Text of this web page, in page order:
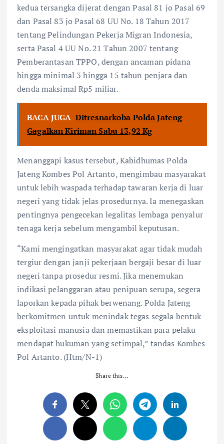
kedua tersangka dijerat dengan Pasal 81 jo Pasal 69
dan Pasal 83 jo Pasal 68 UU No. 18 Tahun 2017
tentang Pelindungan Pekerja Migran Indonesia,
serta Pasal 4 UU No. 21 Tahun 2007 tentang
Pemberantasan TPPO, dengan ancaman pidana
hingga minimal 3 hingga 15 tahun penjara dan
denda maksimal Rp5 miliar.
BACA JUGA Ditresnarkoba Polda Jateng
Gagalkan Kiriman Sabu 13,92 Kg
Menanggapi kasus tersebut, Kabidhumas Polda
Jateng Kombes Pol Artanto, mengimbau masyarakat
untuk lebih waspada terhadap tawaran kerja di luar
negeri yang tidak jelas prosedurnya. Ia menegaskan
pentingnya pengecekan legalitas lembaga penyalur
tenaga kerja sebelum mengambil keputusan.
“Kami mengingatkan masyarakat agar tidak mudah
tergiur dengan janji pekerjaan bergaji besar di luar
negeri tanpa prosedur resmi. Jika menemukan
indikasi pelanggaran atau penipuan serupa, segera
laporkan kepada pihak berwenang. Polda Jateng
berkomitmen untuk menindak tegas segala bentuk
eksploitasi manusia dan memastikan para pelaku
mendapat hukuman yang setimpal,” tandas Kombes
Pol Artanto. (Htm/N-1)
Share this…